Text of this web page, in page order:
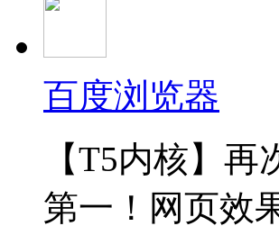
百度浏览器
【T5内核】
第一！网页效